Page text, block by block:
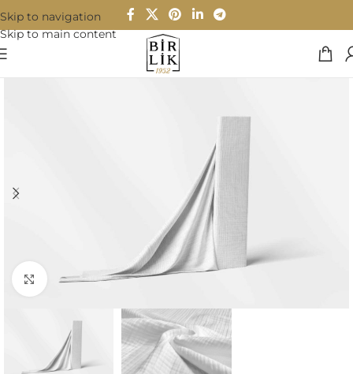
Skip to navigation
Skip to main content
Büyütmek için tıklayın